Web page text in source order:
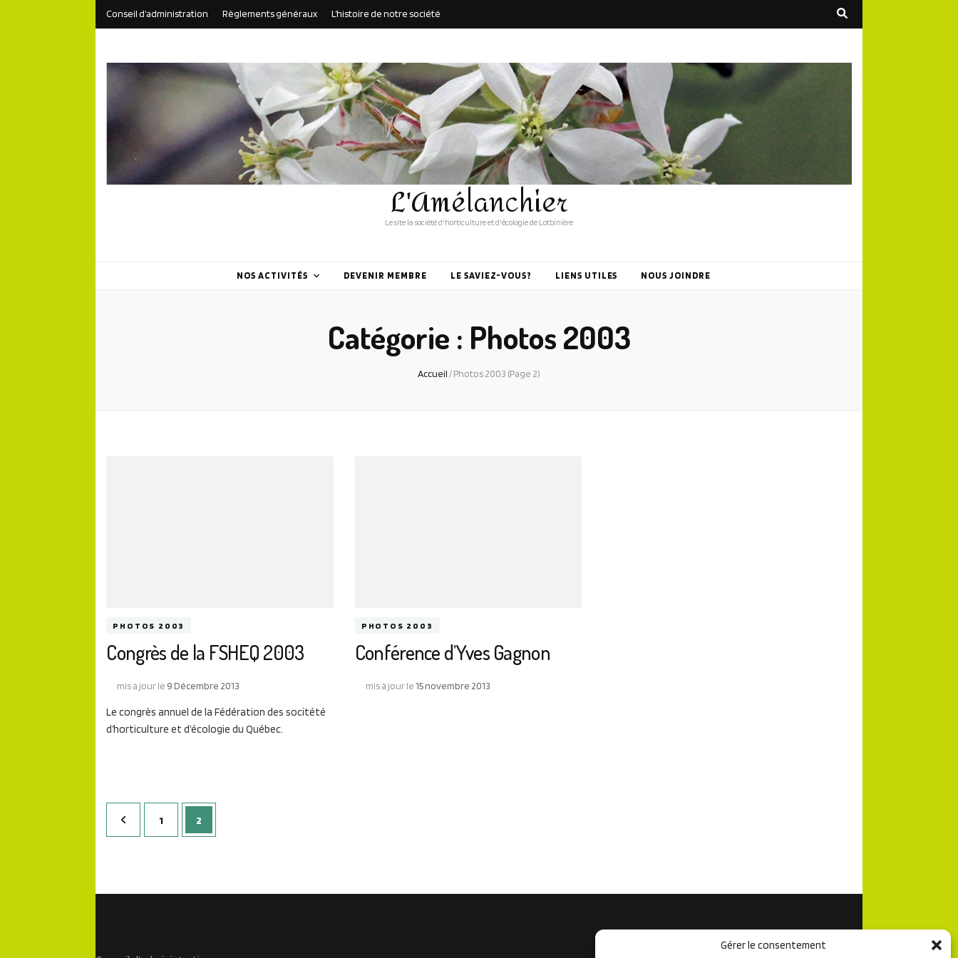
Gérer le consentement
Conseil d’administration Règlements généraux L’histoire de notre société
L'Amélanchier
Le site la société d'horticulture et d'écologie de Lotbinière
NOS ACTIVITÉS DEVENIR MEMBRE LE SAVIEZ-VOUS? LIENS UTILES NOUS JOINDRE
Catégorie : Photos 2003
Accueil/Photos 2003 (Page 2)
PHOTOS 2003
Congrès de la FSHEQ 2003
mis à jour le 9 Décembre 2013
Le congrès annuel de la Fédération des socitété
d’horticulture et d’écologie du Québec.
PHOTOS 2003
Conférence d’Yves Gagnon
mis à jour le15 novembre 2013
Pagination
des
Page
1 Page
2